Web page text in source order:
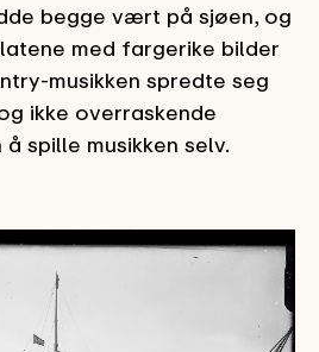
begge vært på sjøen, og
med fargerike bilder
musikken spredte seg
ikke overraskende
spille musikken selv.